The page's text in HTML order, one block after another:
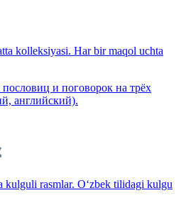
kolleksiyasi. Har bir maqol uchta
и поговорок на трёх
английский).
kulguli rasmlar. O‘zbek tilidagi kulgu